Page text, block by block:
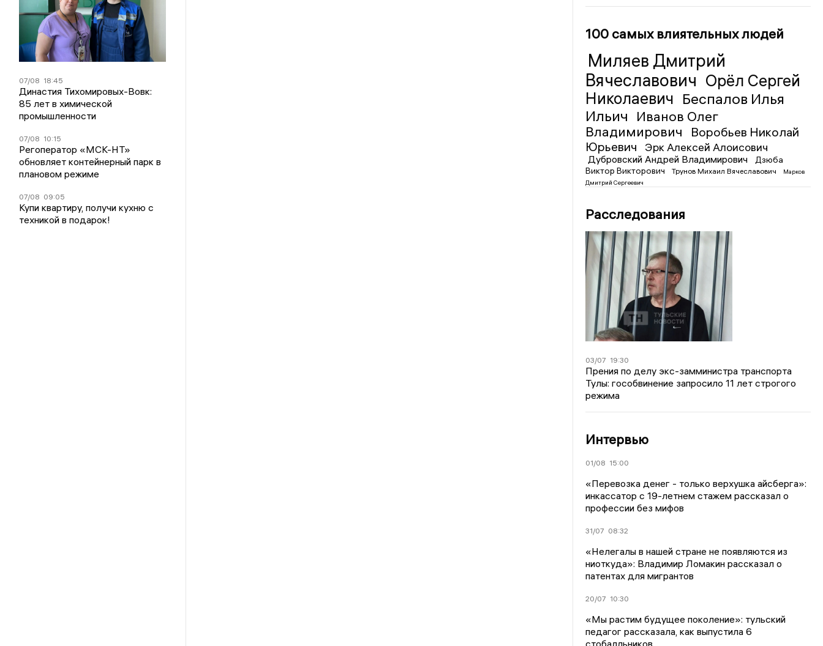
07/08 18:45
Династия Тихомировых-Вовк:
85 лет в химической
промышленности
07/08 10:15
Регоператор «МСК-НТ»
обновляет контейнерный парк в
плановом режиме
07/08 09:05
Купи квартиру, получи кухню с
техникой в подарок!
100 самых влиятельных людей
Миляев Дмитрий
Вячеславович Орёл Сергей
Николаевич Беспалов Илья
Ильич
Иванов Олег
Владимирович
Воробьев Николай
Юрьевич
Эрк Алексей Алоисович
Дубровский Андрей Владимирович
Дзюба
Виктор Викторович
Трунов Михаил Вячеславович
Марков
Дмитрий Сергеевич
Расследования
03/07 19:30
Прения по делу экс-замминистра транспорта
Тулы: гособвинение запросило 11 лет строгого
режима
Интервью
01/08 15:00
«Перевозка денег - только верхушка айсберга»:
инкассатор с 19-летнем стажем рассказал о
профессии без мифов
31/07 08:32
«Нелегалы в нашей стране не появляются из
ниоткуда»: Владимир Ломакин рассказал о
патентах для мигрантов
20/07 10:30
«Мы растим будущее поколение»: тульский
педагог рассказала, как выпустила 6
стобалльников